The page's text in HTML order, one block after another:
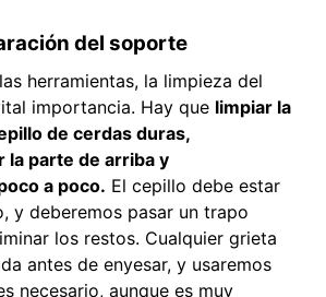
del soporte
herramientas, la limpieza del
importancia. Hay que limpiar la
de cerdas duras,
la parte de arriba y
a poco. El cepillo debe estar
y deberemos pasar un trapo
los restos. Cualquier grieta
antes de enyesar, y usaremos
necesario, aunque es muy